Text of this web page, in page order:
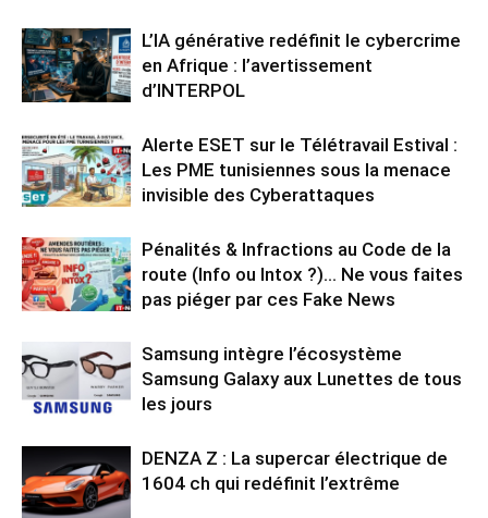
L’IA générative redéfinit le cybercrime
en Afrique : l’avertissement
d’INTERPOL
Alerte ESET sur le Télétravail Estival :
Les PME tunisiennes sous la menace
invisible des Cyberattaques
Pénalités & Infractions au Code de la
route (Info ou Intox ?)… Ne vous faites
pas piéger par ces Fake News
Samsung intègre l’écosystème
Samsung Galaxy aux Lunettes de tous
les jours
DENZA Z : La supercar électrique de
1604 ch qui redéfinit l’extrême